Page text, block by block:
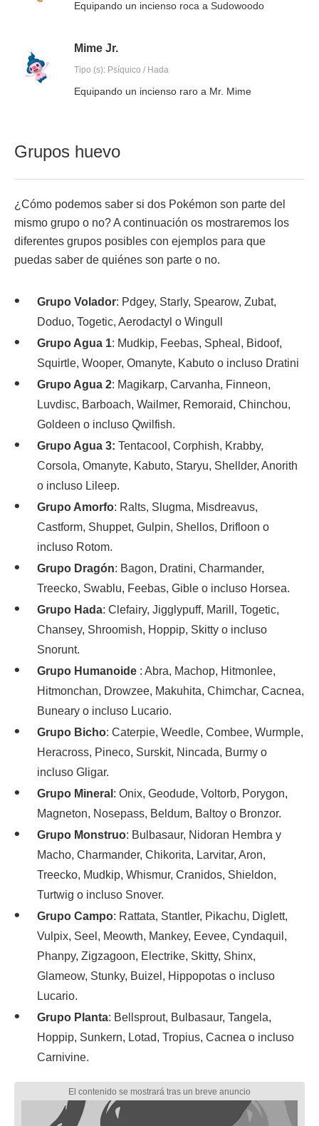
Equipando un incienso roca a Sudowoodo
Mime Jr.
Tipo (s): Psíquico / Hada
Equipando un incienso raro a Mr. Mime
Grupos huevo
¿Cómo podemos saber si dos Pokémon son parte del
mismo grupo o no? A continuación os mostraremos los
diferentes grupos posibles con ejemplos para que
puedas saber de quiénes son parte o no.
Grupo Volador: Pdgey, Starly, Spearow, Zubat,
Doduo, Togetic, Aerodactyl o Wingull
Grupo Agua 1: Mudkip, Feebas, Spheal, Bidoof,
Squirtle, Wooper, Omanyte, Kabuto o incluso Dratini
Grupo Agua 2: Magikarp, Carvanha, Finneon,
Luvdisc, Barboach, Wailmer, Remoraid, Chinchou,
Goldeen o incluso Qwilfish.
Grupo Agua 3: Tentacool, Corphish, Krabby,
Corsola, Omanyte, Kabuto, Staryu, Shellder, Anorith
o incluso Lileep.
Grupo Amorfo: Ralts, Slugma, Misdreavus,
Castform, Shuppet, Gulpin, Shellos, Drifloon o
incluso Rotom.
Grupo Dragón: Bagon, Dratini, Charmander,
Treecko, Swablu, Feebas, Gible o incluso Horsea.
Grupo Hada: Clefairy, Jigglypuff, Marill, Togetic,
Chansey, Shroomish, Hoppip, Skitty o incluso
Snorunt.
Grupo Humanoide : Abra, Machop, Hitmonlee,
Hitmonchan, Drowzee, Makuhita, Chimchar, Cacnea,
Buneary o incluso Lucario.
Grupo Bicho: Caterpie, Weedle, Combee, Wurmple,
Heracross, Pineco, Surskit, Nincada, Burmy o
incluso Gligar.
Grupo Mineral : Onix, Geodude, Voltorb, Porygon,
Magneton, Nosepass, Beldum, Baltoy o Bronzor.
Grupo Monstruo: Bulbasaur, Nidoran Hembra y
Macho, Charmander, Chikorita, Larvitar, Aron,
Treecko, Mudkip, Whismur, Cranidos, Shieldon,
Turtwig o incluso Snover.
Grupo Campo: Rattata, Stantler, Pikachu, Diglett,
Vulpix, Seel, Meowth, Mankey, Eevee, Cyndaquil,
Phanpy, Zigzagoon, Electrike, Skitty, Shinx,
Glameow, Stunky, Buizel, Hippopotas o incluso
Lucario.
Grupo Planta: Bellsprout, Bulbasaur, Tangela,
Hoppip, Sunkern, Lotad, Tropius, Cacnea o incluso
Carnivine.